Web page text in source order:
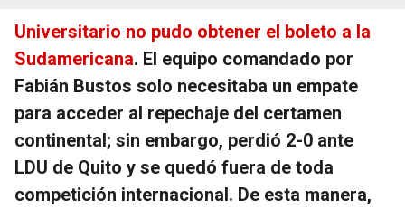
Universitario no pudo obtener el boleto a la
Sudamericana. El equipo comandado por
Fabián Bustos solo necesitaba un empate
para acceder al repechaje del certamen
continental; sin embargo, perdió 2-0 ante
LDU de Quito y se quedó fuera de toda
competición internacional. De esta manera,